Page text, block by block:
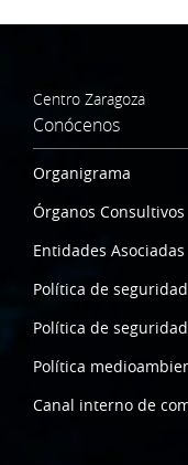
Centro Zaragoza
Conócenos
Organigrama
Órganos Consultivos
Entidades Asociadas
Política de
Política de
Política
Canal interno de